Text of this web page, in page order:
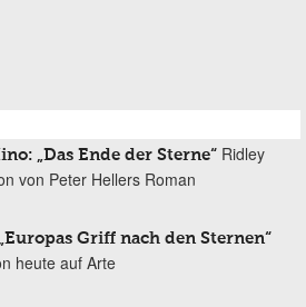
„Das Ende der Sterne“ Ridley
von Peter Hellers Roman
Griff nach den Sternen“
heute auf Arte